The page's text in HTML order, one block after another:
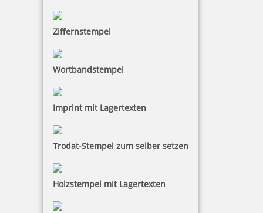
Ziffernstempel
Wortbandstempel
Imprint mit Lagertexten
Trodat-Stempel zum selber setzen
Holzstempel mit Lagertexten
Trodat Printy 4917 Textstempel Abdruck 49 x 9 mm
Jetzt gestalten